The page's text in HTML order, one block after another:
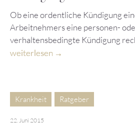
Ob eine ordentliche Kündigung
Arbeitnehmers eine personen-
verhaltensbedingte Kündigung
weiterlesen
Krankheit Ratgeber
22. Juni 2015